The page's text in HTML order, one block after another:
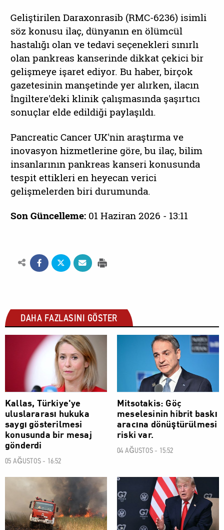
Geliştirilen Daraxonrasib (RMC-6236) isimli
söz konusu ilaç, dünyanın en ölümcül
hastalığı olan ve tedavi seçenekleri sınırlı
olan pankreas kanserinde dikkat çekici bir
gelişmeye işaret ediyor. Bu haber, birçok
gazetesinin manşetinde yer alırken, ilacın
İngiltere'deki klinik çalışmasında şaşırtıcı
sonuçlar elde edildiği paylaşıldı.
Pancreatic Cancer UK'nin araştırma ve
inovasyon hizmetlerine göre, bu ilaç, bilim
insanlarının pankreas kanseri konusunda
tespit ettikleri en heyecan verici
gelişmelerden biri durumunda.
Son Güncelleme: 01 Haziran 2026 - 13:11
DAHA FAZLASINI GÖSTER
DÜNYA
Kallas, Türkiye'ye
uluslararası hukuka
saygı gösterilmesi
konusunda bir mesaj
gönderdi
05 AĞUSTOS - 16:52
DÜNYA
Mitsotakis: Göç
meselesinin hibrit baskı
aracına dönüştürülmesi
riski var.
04 AĞUSTOS - 15:52
DÜNYA